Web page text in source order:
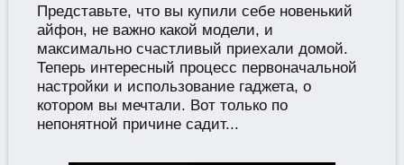
Представьте, что вы купили себе новенький
айфон, не важно какой модели, и
максимально счастливый приехали домой.
Теперь интересный процесс первоначальной
настройки и использование гаджета, о
котором вы мечтали. Вот только по
непонятной причине садит...